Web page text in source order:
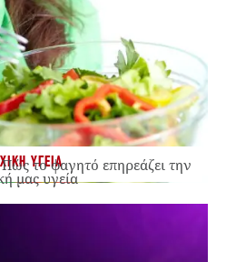
ΥΓΕΙΑ
το φαγητό επηρεάζει την
μας υγεία